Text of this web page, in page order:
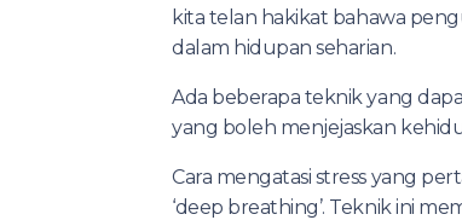
kita telan hakikat bahawa
dalam hidupan seharian.
Ada beberapa teknik yang
yang boleh menjejaskan
Cara mengatasi stress yang
‘deep breathing’. Teknik ini